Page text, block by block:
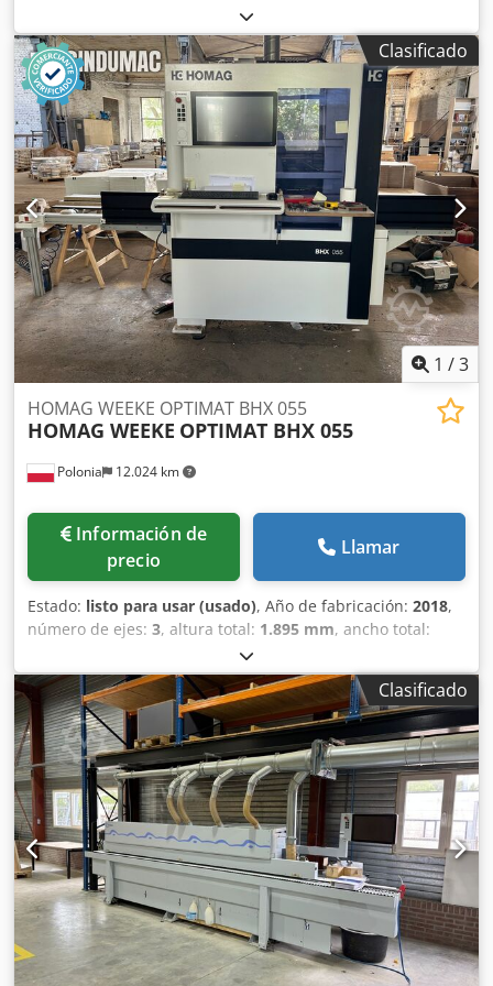
, número de ejes:
SCM, línea de acción Record 100 AL, línea de trabajo de
madera de 3 ejes, 400V, año de fabricación 16/07/2008,
armario eléctrico, control mediante alfombrilla de
seguridad, tabique separador, superficie de trabajo 305 x
122 cm, dimensiones totales de la máquina: aprox. 565 x
250 x 260 cm, desmontaje propio requerido 3 ejes En
perfecto estado de funcionamiento 1 gran bomba de vacío
con detalles placa blanca y 1 bomba de vacío pequeña:
Año 2019 / N°A3347169 Tipo VTLF2.250/0-79 Frecuencia
50/50Hz Velocidad 950/1150min-1 Potencia necesaria
5,5/6,4kW Capacidad de entrada 244/286m³/h Crjdpfoxg El
Asx Ah Ejf Vacío máx. 200/200mbar Vídeo disponible.
Clasificado
1 /3
Polonia 12.024 km
HOMAG WEEKE OPTIMAT BHX 055
HOMAG WEEKE OPTIMAT BHX 055
Información de
precio
Llamar
Estado: listo para usar (usado), Año de fabricación: 2018,
número de ejes: 3, altura total: 1.895 mm, ancho total:
1.580 kg
husillo:5.000 W, longitud del producto (máx.):2.950 mm,
velocidad del cabezal (máx.):24.000 rpm
, Esta máquina
HOMAG WEEKE OPTIMAT BHX 055 de 3 ejes se fabricó en
2018. Ofrece una capacidad de longitud de pieza de 200 a
3.050 mm y una anchura de pieza de 70 a 850 mm. La
máquina incluye 13 husillos de taladrado verticales y 4
husillos de taladrado horizontales, lo que le confiere una
gran versatilidad de mecanizado. Si busca capacidades de
mecanizado CNC de alta calidad, considere la máquina
HOMAG WEEKE OPTIMAT BHX 055 que tenemos a la venta.
Póngase en contacto con nosotros para obtener más
detalles. Centro de mecanizado CNC vertical de segunda
manoMarca: HomagTipo: Optimat BHX055Año de
fabricación: 2018Datos técnicos • Centro de taladrado y
Clasificado